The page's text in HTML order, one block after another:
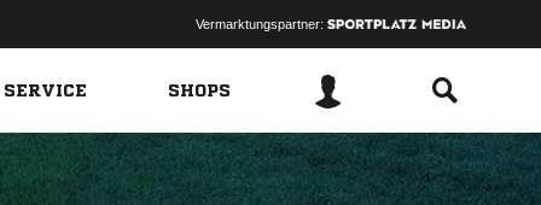
Vermarktungspartner:
SHOPS